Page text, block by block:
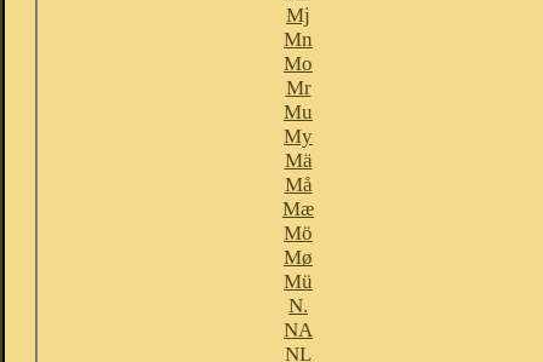
Mj
Mn
Mo
Mr
Mu
My
Mä
Må
Mæ
Mö
Mø
Mü
N.
NA
NL